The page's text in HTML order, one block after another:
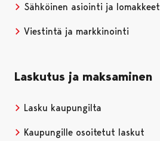
Sähköinen asiointi ja lomakkeet
Viestintä ja markkinointi
Laskutus ja maksaminen
Lasku kaupungilta
Kaupungille osoitetut laskut